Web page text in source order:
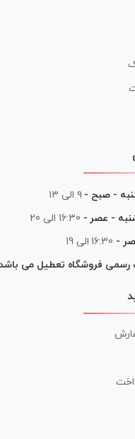
- صبح - ۹ الی ۱۳
- عصر - 16:30 الی 20
- 16:30 الی 19
رسمی فروشگاه تعطیل می باشد